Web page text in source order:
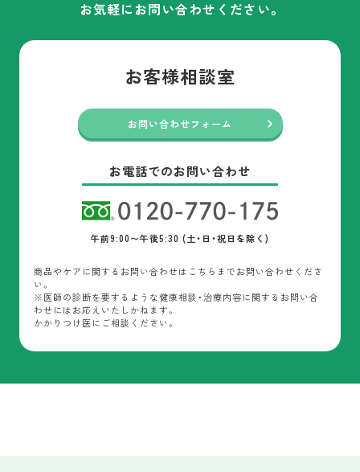
お気軽にお問い合わせください。
お客様相談室
お問い合わせフォーム
お電話でのお問い合わせ
午前9:00〜午後5:30 (土・日・祝日を除く)
商品やケアに関するお問い合わせはこちらまでお問い合わせくださ
い。
※医師の診断を要するような健康相談・治療内容に関するお問い合
わせにはお応えいたしかねます。
かかりつけ医にご相談ください。